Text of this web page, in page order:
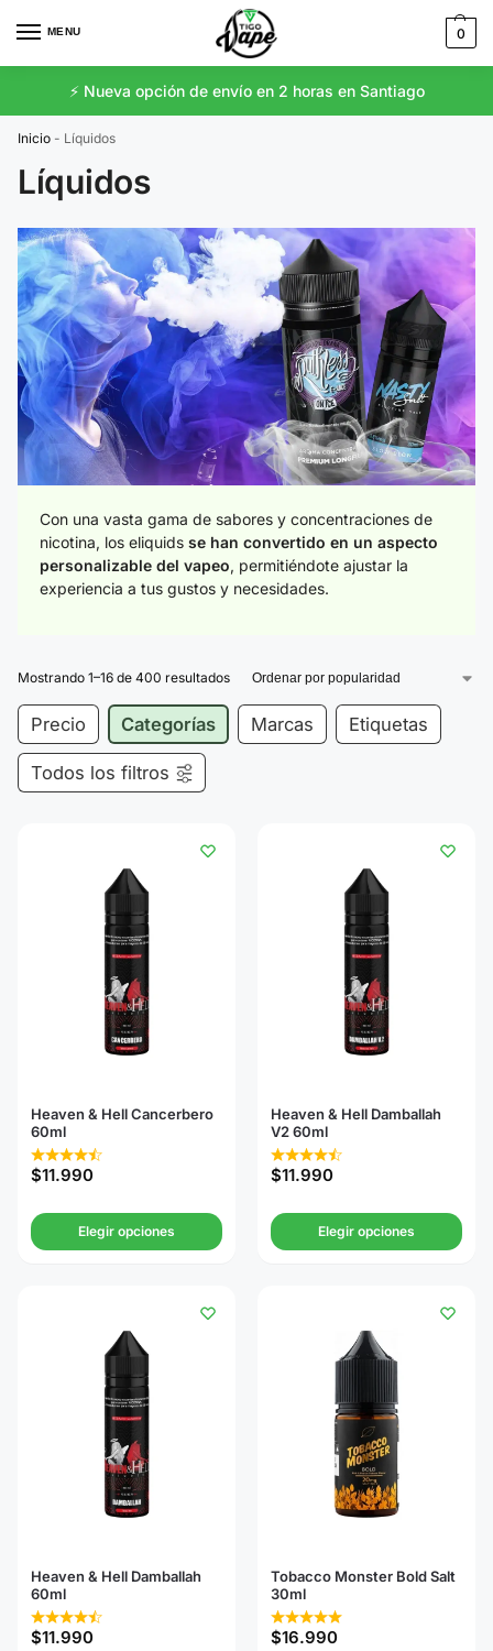
MENU 0
⚡️ Nueva opción de envío en 2 horas en Santiago
Inicio - Líquidos
Líquidos
Con una vasta gama de sabores y concentraciones de
nicotina, los eliquids se han convertido en un aspecto
personalizable del vapeo, permitiéndote ajustar la
experiencia a tus gustos y necesidades.
Mostrando 1–16 de 400 resultados
Precio Categorías Marcas Etiquetas
Todos los filtros
Heaven & Hell Cancerbero
60ml
$11.990
Elegir opciones
Heaven & Hell Damballah
V2 60ml
$11.990
Elegir opciones
Heaven & Hell Damballah
60ml
$11.990
Tobacco Monster Bold Salt
30ml
$16.990